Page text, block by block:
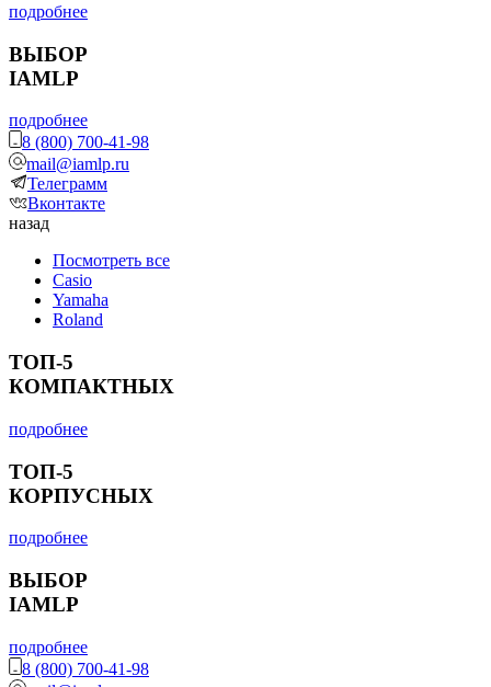
подробнее
ВЫБОР
IAMLP
подробнее
8 (800) 700-41-98
mail@iamlp.ru
Телеграмм
Вконтакте
назад
Посмотреть все
Casio
Yamaha
Roland
ТОП-5
КОМПАКТНЫХ
подробнее
ТОП-5
КОРПУСНЫХ
подробнее
ВЫБОР
IAMLP
подробнее
8 (800) 700-41-98